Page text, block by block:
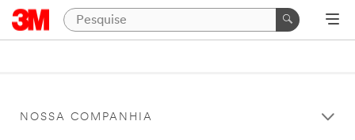
NOSSA COMPANHIA